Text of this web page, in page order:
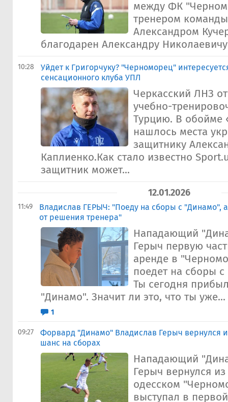
между ФК
тренером
Александром
благодарен Александру
10:28
Уйдет к Григорчуку? "Черноморец"
сенсационного клуба УПЛ
Черкасский ЛНЗ
учебно-
Турцию. В обойме
нашлось места
защитнику
Каплиенко.Как стало известно
защитник может...
12.01.2026
11:49
Владислав ГЕРЫЧ: "Поеду на сборы с "Динамо",
от решения тренера"
Нападающий
Герыч первую
аренде в
поедет на сборы
Ты сегодня
"Динамо". Значит ли это, что ты уже...
1
09:27
Форвард "Динамо" Владислав Герыч вернулся
шанс на сборах
Нападающий
Герыч вернулся
одесском
выступал в